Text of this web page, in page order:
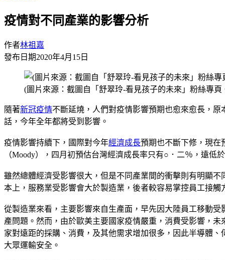
疫情對不同產業的影響分析
作者林祖嘉
發布日期2020年4月15日
(圖片來源：截圖自「舒翠玲-看見孩子的未來」粉絲專頁
隨著新冠疫情不斷延燒，人們對疫情影響預期也愈來愈長，
話，今年全年都將受到影響。
疫情影響持續下，國際對今年經濟成長預期也不斷下修，現在
（Moody），四月初預估台灣經濟成長率只有○．二％，遠
雖然總體經濟受影響很大，但是不同產業間的衝擊則有明顯
本上，服務業受影響會大於製造業，後者較容易掌控員工接
從製造業來看，主要影響來自生產面，早先因大陸員工移動
產問題。然而，由於歐美主要國家疫情嚴重，消費受影響，
家對遠距的採購、消費，及其他需求增加很多，因此半導體
大眾運輸安全。